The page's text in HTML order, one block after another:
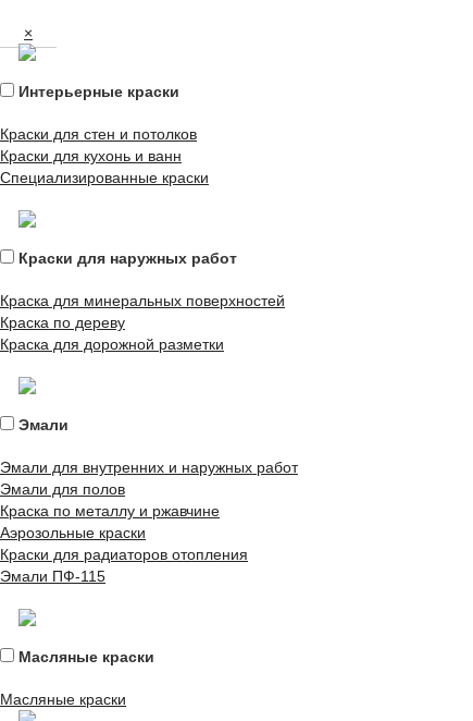
×
Интерьерные краски
Краски для стен и потолков
Краски для кухонь и ванн
Специализированные краски
Краски для наружных работ
Краска для минеральных поверхностей
Краска по дереву
Краска для дорожной разметки
Эмали
Эмали для внутренних и наружных работ
Эмали для полов
Краска по металлу и ржавчине
Аэрозольные краски
Краски для радиаторов отопления
Эмали ПФ-115
Масляные краски
Масляные краски